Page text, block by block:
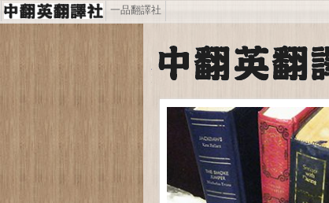
一品翻譯社